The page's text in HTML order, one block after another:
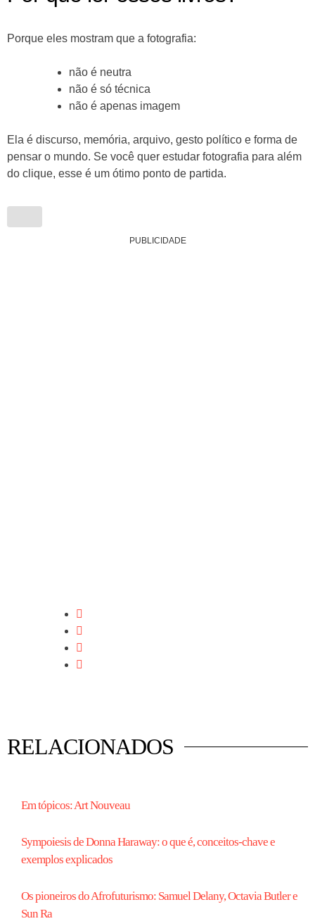
Porque eles mostram que a fotografia:
não é neutra
não é só técnica
não é apenas imagem
Ela é discurso, memória, arquivo, gesto político e forma de
pensar o mundo. Se você quer estudar fotografia para além
do clique, esse é um ótimo ponto de partida.
PUBLICIDADE
RELACIONADOS
Em tópicos: Art Nouveau
Sympoiesis de Donna Haraway: o que é, conceitos-chave e
exemplos explicados
Os pioneiros do Afrofuturismo: Samuel Delany, Octavia Butler e
Sun Ra